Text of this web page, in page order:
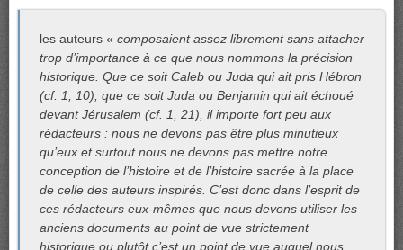
les auteurs «composaient assez librement sans attacher
trop d’importance à ce que nous nommons la précision
historique. Que ce soit Caleb ou Juda qui ait pris Hébron
(cf. 1, 10), que ce soit Juda ou Benjamin qui ait échoué
devant Jérusalem (cf. 1, 21), il importe fort peu aux
rédacteurs : nous ne devons pas être plus minutieux
qu’eux et surtout nous ne devons pas mettre notre
conception de l’histoire et de l’histoire sacrée à la place
de celle des auteurs inspirés. C’est donc dans l’esprit de
ces rédacteurs eux-mêmes que nous devons utiliser les
anciens documents au point de vue strictement
historique ou plutôt c’est un point de vue auquel nous